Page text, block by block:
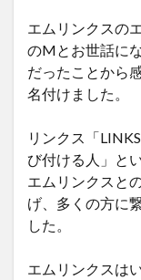
エムリンクスの
のMとお世話に
だったことから
名付けました。
リンクス「
び付ける人」と
エムリンクスと
げ、多くの方に
した。
エムリンクスは